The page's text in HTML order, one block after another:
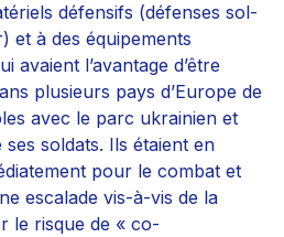
défensifs (défenses sol-
et à des équipements
avaient l’avantage d’être
plusieurs pays d’Europe de
avec le parc ukrainien et
ses soldats. Ils étaient en
pour le combat et
escalade vis-à-vis de la
le risque de « co-